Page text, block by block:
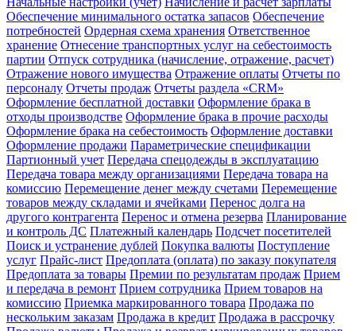
Обеспечение минимального остатка запасов Обеспечение
потребностей Ордерная схема хранения Ответственное
хранение Отнесение транспортных услуг на себестоимость
партии Отпуск сотрудника (начисление, отражение, расчет)
Отражение нового имущества Отражение оплаты Отчеты по
персоналу Отчеты продаж Отчеты раздела «CRM»
Оформление бесплатной доставки Оформление брака в
отходы производстве Оформление брака в прочие расходы
Оформление брака на себестоимость Оформление доставки
Оформление продажи Параметрические спецификации
Партионный учет Передача спецодежды в эксплуатацию
Передача товара между организациями Передача товара на
комиссию Перемещение денег между счетами Перемещение
товаров между складами и ячейками Перенос долга на
другого контрагента Перенос и отмена резерва Планирование
и контроль ДС Платежный календарь Подсчет посетителей
Поиск и устранение дублей Покупка валюты Поступление
услуг Прайс-лист Предоплата (оплата) по заказу покупателя
Предоплата за товары Премии по результатам продаж Прием
и передача в ремонт Прием сотрудника Прием товаров на
комиссию Приемка маркированного товара Продажа по
нескольким заказам Продажа в кредит Продажа в рассрочку